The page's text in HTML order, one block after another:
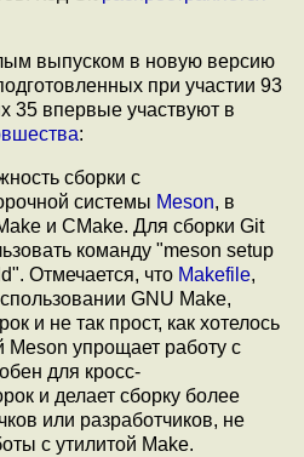
выпуском в новую версию
при участии 93
35 впервые участвуют в
:
сборки с
системы Meson, в
и CMake. Для сборки Git
команду "meson setup
Отмечается, что Makefile,
GNU Make,
и не так прост, как хотелось
упрощает работу с
для кросс-
и делает сборку более
или разработчиков, не
с утилитой Make.